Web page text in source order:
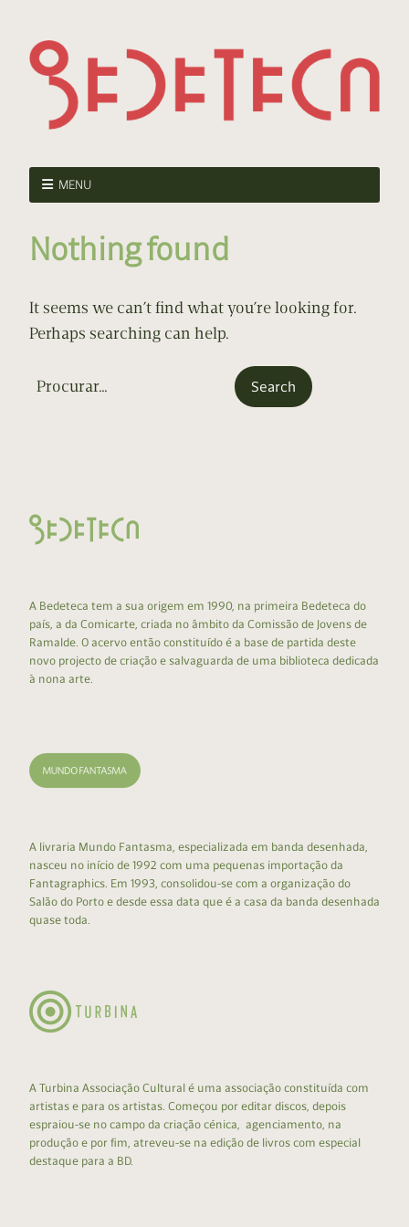
MENU
Nothing found
It seems we can’t find what you’re looking for.
Perhaps searching can help.
A Bedeteca tem a sua origem em 1990, na primeira Bedeteca do
país, a da Comicarte, criada no âmbito da Comissão de Jovens de
Ramalde. O acervo então constituído é a base de partida deste
novo projecto de criação e salvaguarda de uma biblioteca dedicada
à nona arte.
A livraria Mundo Fantasma, especializada em banda desenhada,
nasceu no início de 1992 com uma pequenas importação da
Fantagraphics. Em 1993, consolidou-se com a organização do
Salão do Porto e desde essa data que é a casa da banda desenhada
quase toda.
A Turbina Associação Cultural é uma associação constituída com
artistas e para os artistas. Começou por editar discos, depois
espraiou-se no campo da criação cénica, agenciamento, na
produção e por fim, atreveu-se na edição de livros com especial
destaque para a BD.